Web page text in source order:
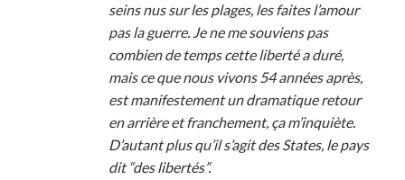
seins nus sur les plages, les faites l’amour
pas la guerre. Je ne me souviens pas
combien de temps cette liberté a duré,
mais ce que nous vivons 54 années après,
est manifestement un dramatique retour
en arrière et franchement, ça m’inquiète.
D’autant plus qu’il s’agit des States, le pays
dit “des libertés”.